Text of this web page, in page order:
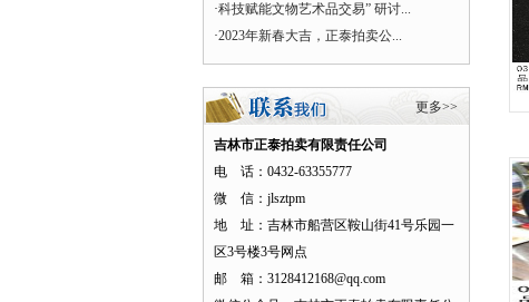
·科技赋能文物艺术品交易” 研讨...
·2023年新春大吉，正泰拍卖公...
更多>>
吉林市正泰拍卖有限责任公司
电 话：0432-63355777
微 信：jlsztpm
地 址：吉林市船营区鞍山街41号乐园一
区3号楼3号网点
邮 箱：3128412168@qq.com